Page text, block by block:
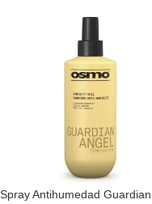
Spray Antihumedad Guardian